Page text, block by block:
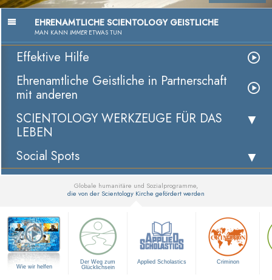
EHRENAMTLICHE SCIENTOLOGY GEISTLICHE
MAN KANN IMMERETWAS TUN
Effektive Hilfe
Ehrenamtliche Geistliche in Partnerschaft
mit anderen
SCIENTOLOGY WERKZEUGE FÜR DAS
LEBEN
Social Spots
Globale humanitäre und Sozialprogramme,
die von der Scientology Kirche gefördert werden
Wie wir helfen
Der Weg zum
Glücklichsein
Applied Scholastics Criminon